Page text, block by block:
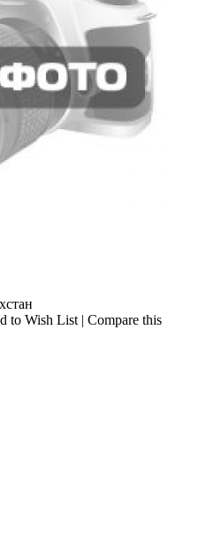
to Wish List | Compare this